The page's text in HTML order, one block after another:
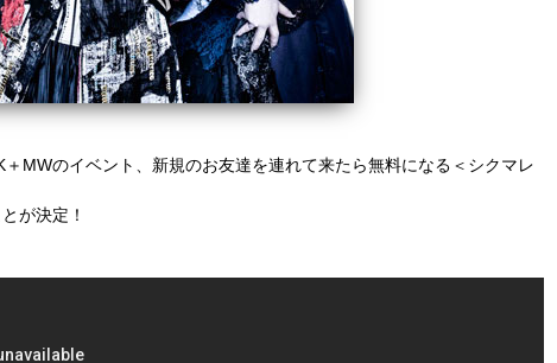
MWのイベント、新規のお友達を連れて来たら無料になる＜シクマレ
が決定！